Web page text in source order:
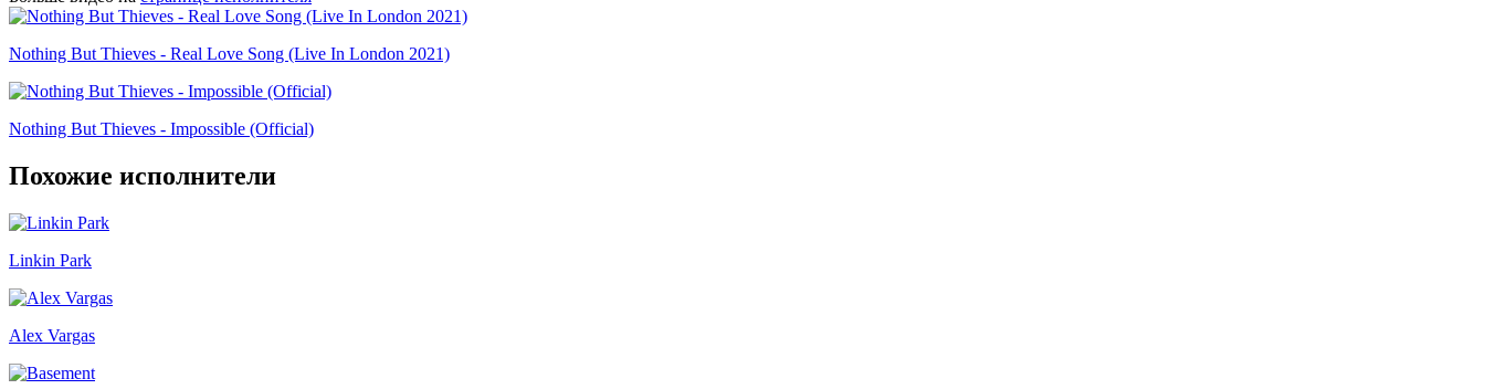
Nothing But Thieves - Real Love Song (Live In London 2021)
Nothing But Thieves - Impossible (Official)
Похожие исполнители
Linkin Park
Alex Vargas